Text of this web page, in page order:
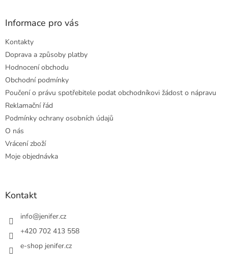
Informace pro vás
Kontakty
Doprava a způsoby platby
Hodnocení obchodu
Obchodní podmínky
Poučení o právu spotřebitele podat obchodníkovi žádost o nápravu
Reklamační řád
Podmínky ochrany osobních údajů
O nás
Vrácení zboží
Moje objednávka
Kontakt
info@jenifer.cz
+420 702 413 558
e-shop jenifer.cz